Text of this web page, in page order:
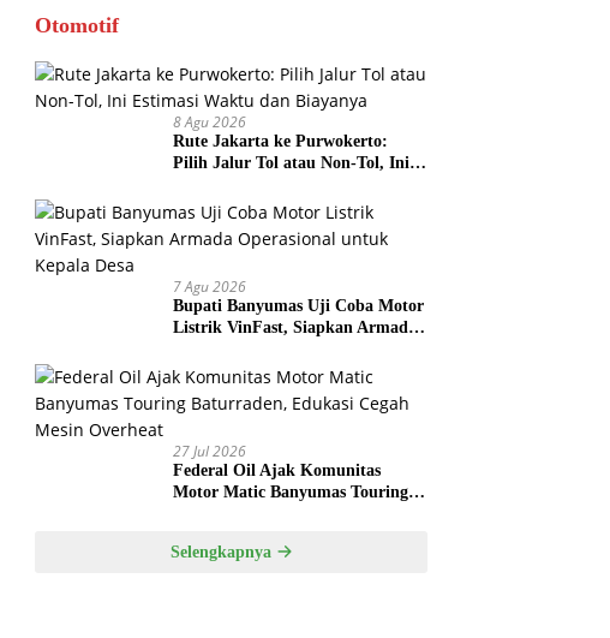
Otomotif
8 Agu 2026
Rute Jakarta ke Purwokerto:
Pilih Jalur Tol atau Non-Tol, Ini
7 Agu 2026
Bupati Banyumas Uji Coba Motor
Listrik VinFast, Siapkan Armada
27 Jul 2026
Federal Oil Ajak Komunitas
Motor Matic Banyumas Touring
Selengkapnya